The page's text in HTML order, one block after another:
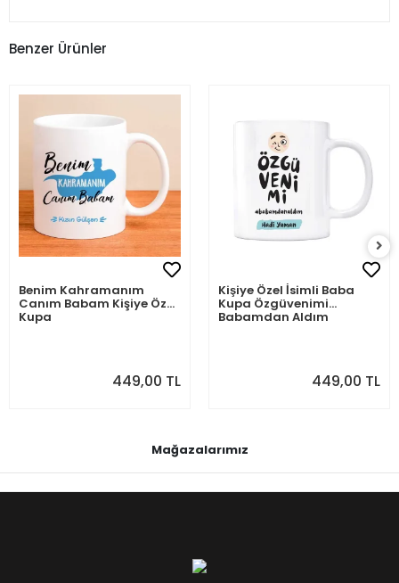
Benzer Ürünler
Benim Kahramanım
Canım Babam Kişiye Özel
Kupa
449,00 TL
Kişiye Özel İsimli Baba
Kupa Özgüvenimi
Babamdan Aldım
449,00 TL
Mağazalarımız